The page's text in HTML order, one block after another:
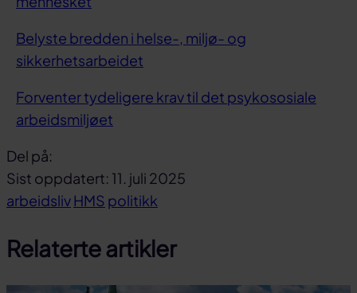
Belyste bredden i helse-, miljø- og
sikkerhetsarbeidet
Forventer tydeligere krav til det psykososiale
arbeidsmiljøet
Del på:
Del
på
Del
på
Del
link
Sist oppdatert: 11. juli 2025
arbeidslivHMS politikk
Relaterte artikler